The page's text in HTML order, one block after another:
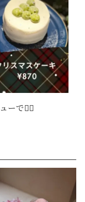
です🏻